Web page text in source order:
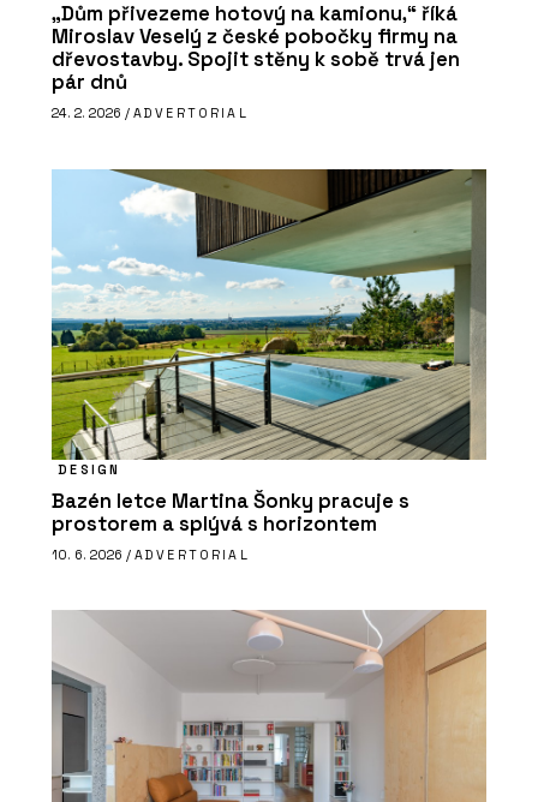
„Dům přivezeme hotový na kamionu,“ říká
Miroslav Veselý z české pobočky firmy na
dřevostavby. Spojit stěny k sobě trvá jen
pár dnů
24. 2. 2026 / ADVERTORIAL
DESIGN
Bazén letce Martina Šonky pracuje s
prostorem a splývá s horizontem
10. 6. 2026 / ADVERTORIAL